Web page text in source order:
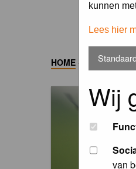
kunnen
Lees hier
Wij
van
HOME -> ALBUM